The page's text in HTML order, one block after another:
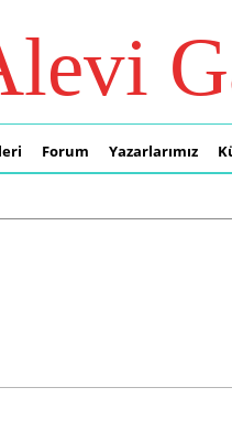
Forum Yazarlarımız